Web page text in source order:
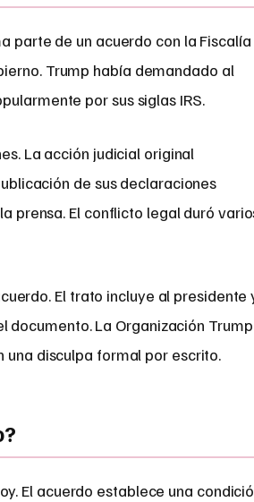
parte de un acuerdo con la Fiscalía
Trump había demandado al
por sus siglas IRS.
La acción judicial original
de sus declaraciones
prensa. El conflicto legal duró
El trato incluye al presidente
documento. La Organización Trump
una disculpa formal por escrito.
El acuerdo establece una